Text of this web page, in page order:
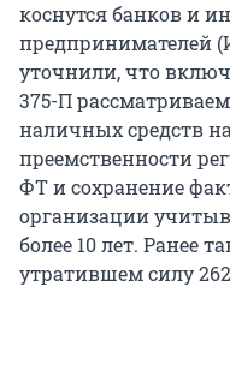
коснутся банков и
предпринимателей
уточнили, что
375-П
наличных средств
преемственности
ФТ и сохранение
организации
более 10 лет. Ранее
утратившем силу